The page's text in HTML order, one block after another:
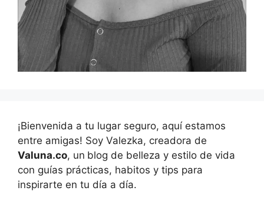
¡Bienvenida a tu lugar seguro, aquí estamos
entre amigas! Soy Valezka, creadora de
Valuna.co, un blog de belleza y estilo de vida
con guías prácticas, habitos y tips para
inspirarte en tu día a día.